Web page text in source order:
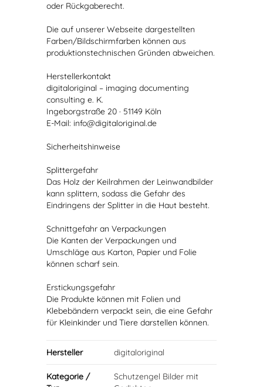
oder Rückgaberecht.
Die auf unserer Webseite dargestellten
Farben/Bildschirmfarben können aus
produktionstechnischen Gründen abweichen.
Herstellerkontakt
digitaloriginal – imaging documenting
consulting e. K.
Ingeborgstraße 20 · 51149 Köln
E-Mail: info@digitaloriginal.de
Sicherheitshinweise
Splittergefahr
Das Holz der Keilrahmen der Leinwandbilder
kann splittern, sodass die Gefahr des
Eindringens der Splitter in die Haut besteht.
Schnittgefahr an Verpackungen
Die Kanten der Verpackungen und
Umschläge aus Karton, Papier und Folie
können scharf sein.
Erstickungsgefahr
Die Produkte können mit Folien und
Klebebändern verpackt sein, die eine Gefahr
für Kleinkinder und Tiere darstellen können.
Hersteller digitaloriginal
Kategorie /
Schutzengel Bilder mit